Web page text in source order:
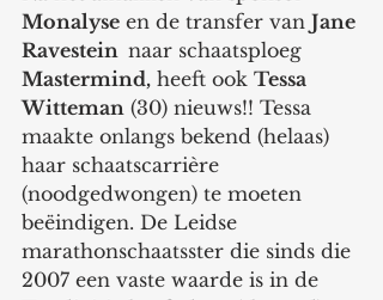
Monalyse en de transfer van Jane
Ravestein naar schaatsploeg
Mastermind, heeft ook Tessa
Witteman (30) nieuws!! Tessa
maakte onlangs bekend (helaas)
haar schaatscarrière
(noodgedwongen) te moeten
beëindigen. De Leidse
marathonschaatsster die sinds die
2007 een vaste waarde is in de